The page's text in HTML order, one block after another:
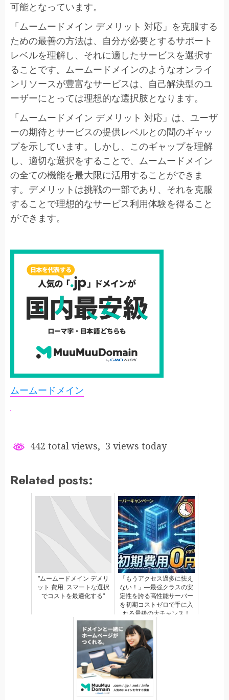
可能となっています​。
「ムームードメイン デメリット 対応」を克服する
ための最善の方法は、自分が必要とするサポート
レベルを理解し、それに適したサービスを選択す
ることです。ムームードメインのようなオンライ
ンリソースが豊富なサービスは、自己解決型のユ
ーザーにとっては理想的な選択肢となります。
「ムームードメイン デメリット 対応」は、ユーザ
ーの期待とサービスの提供レベルとの間のギャッ
プを示しています。しかし、このギャップを理解
し、適切な選択をすることで、ムームードメイン
の全ての機能を最大限に活用することができま
す。デメリットは挑戦の一部であり、それを克服
することで理想的なサービス利用体験を得ること
ができます。
ムームードメイン
442 total views, 3 views today
Related posts:
"ムームードメイン デメリ
ット 費用: スマートな選択
でコストを最適化する"
「もうアクセス過多に怯え
ない！」—最強クラスの安
定性を誇る高性能サーバー
を初期コストゼロで手に入
れる最後の大チャンス！